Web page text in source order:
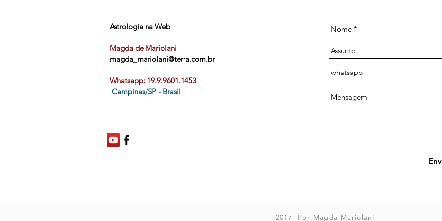
Astrologia na Web
Magda de Mariolani
magda_mariolani@terra.com.br
Whatsapp: 19.9.9601.1453
Campinas/SP - Brasil
2017- Por Magda Mariolani